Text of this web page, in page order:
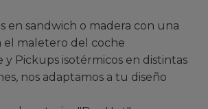
en sandwich o madera con una
el maletero del coche
y Pickups isotérmicos en distintas
nos adaptamos a tu diseño